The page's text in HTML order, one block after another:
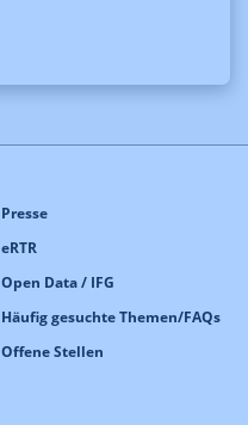
Presse
eRTR
Open Data / IFG
Häufig gesuchte Themen/FAQs
Offene Stellen